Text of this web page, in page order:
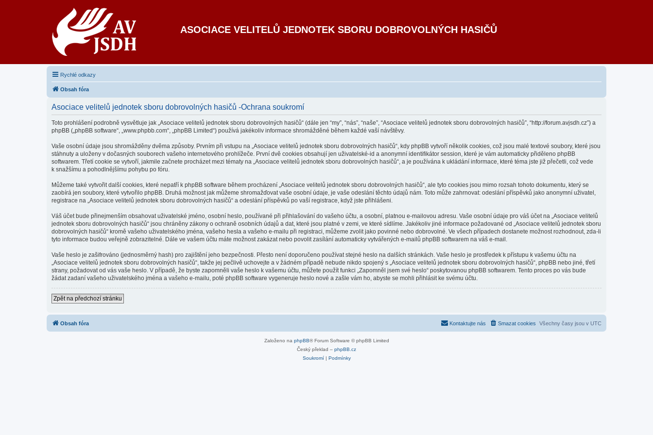
ASOCIACE VELITELŮ JEDNOTEK SBORU DOBROVOLNÝCH HASIČŮ
Rychlé odkazy
Obsah fóra
Asociace velitelů jednotek sboru dobrovolných hasičů -Ochrana soukromí
Toto prohlášení podrobně vysvětluje jak „Asociace velitelů jednotek sboru dobrovolných hasičů“ (dále jen “my”, “nás”, “naše”, “Asociace velitelů jednotek sboru dobrovolných hasičů”, “http://forum.avjsdh.cz”) a
phpBB („phpBB software“, „www.phpbb.com“, „phpBB Limited“) používá jakékoliv informace shromážděné během každé vaší návštěvy.
Vaše osobní údaje jsou shromážděny dvěma způsoby. Prvním při vstupu na „Asociace velitelů jednotek sboru dobrovolných hasičů“, kdy phpBB vytvoří několik cookies, což jsou malé textové soubory, které jsou
stáhnuty a uloženy v dočasných souborech vašeho internetového prohlížeče. První dvě cookies obsahují jen uživatelské-id a anonymní identifikátor session, které je vám automaticky přiděleno phpBB
softwarem. Třetí cookie se vytvoří, jakmile začnete procházet mezi tématy na „Asociace velitelů jednotek sboru dobrovolných hasičů“, a je používána k ukládání informace, které téma jste již přečetli, což vede
k snažšímu a pohodlnějšímu pohybu po fóru.
Můžeme také vytvořit další cookies, které nepatří k phpBB software během procházení „Asociace velitelů jednotek sboru dobrovolných hasičů“, ale tyto cookies jsou mimo rozsah tohoto dokumentu, který se
zaobírá jen soubory, které vytvořilo phpBB. Druhá možnost jak můžeme shromažďovat vaše osobní údaje, je vaše odeslání těchto údajů nám. Toto může zahrnovat: odeslání příspěvků jako anonymní uživatel,
registrace na „Asociace velitelů jednotek sboru dobrovolných hasičů“ a odeslání příspěvků po vaší registrace, když jste přihlášeni.
Váš účet bude přinejmenším obsahovat uživatelské jméno, osobní heslo, používané při přihlašování do vašeho účtu, a osobní, platnou e-mailovou adresu. Vaše osobní údaje pro váš účet na „Asociace velitelů
jednotek sboru dobrovolných hasičů“ jsou chráněny zákony o ochraně osobních údajů a dat, které jsou platné v zemi, ve které sídlíme. Jakékoliv jiné informace požadované od „Asociace velitelů jednotek sboru
dobrovolných hasičů“ kromě vašeho uživatelského jména, vašeho hesla a vašeho e-mailu při registraci, můžeme zvolit jako povinné nebo dobrovolné. Ve všech případech dostanete možnost rozhodnout, zda-li
tyto informace budou veřejně zobrazitelné. Dále ve vašem účtu máte možnost zakázat nebo povolit zasílání automaticky vytvářených e-mailů phpBB softwarem na váš e-mail.
Vaše heslo je zašifrováno (jednosměrný hash) pro zajištění jeho bezpečnosti. Přesto není doporučeno používat stejné heslo na dalších stránkách. Vaše heslo je prostředek k přístupu k vašemu účtu na
„Asociace velitelů jednotek sboru dobrovolných hasičů“, takže jej pečlivě uchovejte a v žádném případě nebude nikdo spojený s „Asociace velitelů jednotek sboru dobrovolných hasičů“, phpBB nebo jiné, třetí
strany, požadovat od vás vaše heslo. V případě, že byste zapomněli vaše heslo k vašemu účtu, můžete použít funkci „Zapomněl jsem své heslo“ poskytovanou phpBB softwarem. Tento proces po vás bude
žádat zadaní vašeho uživatelského jména a vašeho e-mailu, poté phpBB software vygeneruje heslo nové a zašle vám ho, abyste se mohli přihlásit ke svému účtu.
Zpět na předchozí stránku
Obsah fóra Všechny časy jsou v UTC
Smazat cookies
Kontaktujte nás
Založeno na phpBB® Forum Software © phpBB Limited
Český překlad – phpBB.cz
Soukromí| Podmínky